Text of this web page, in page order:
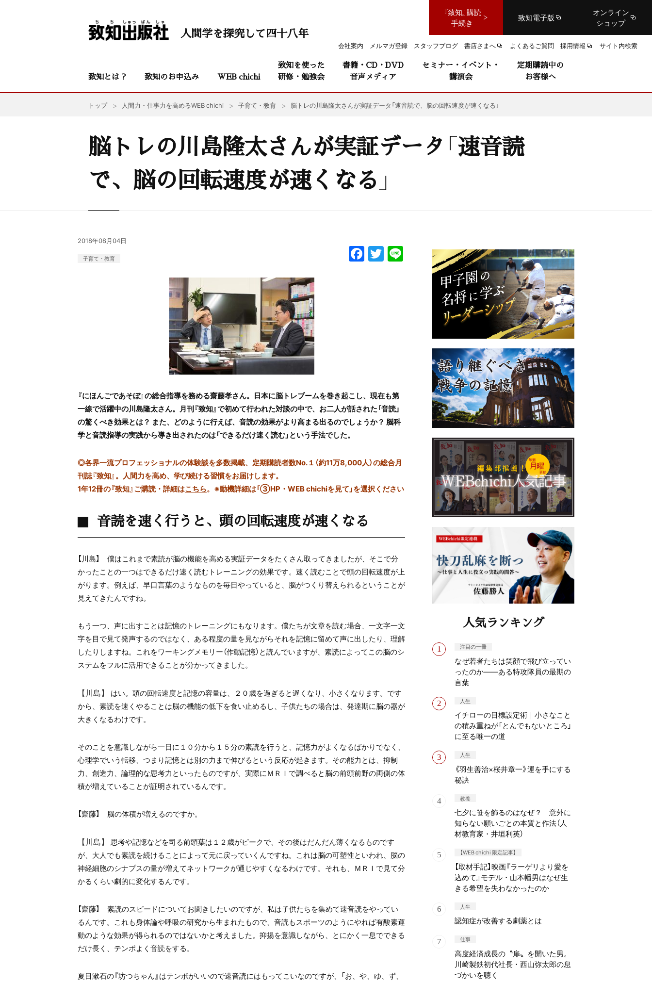
『致知』購読
手続き
致知電子版
オンライン
ショップ
会社案内 メルマガ登録 スタッフブログ 書店さまへ よくあるご質問 採用情報 サイト内検索
人間学を探究して四十八年
致知とは？ 致知のお申込み WEB chichi
致知を使った
研修・勉強会
書籍・CD・DVD
音声メディア
セミナー・イベント・
講演会
定期購読中の
お客様へ
トップ 人間力・仕事力を高めるWEB chichi 子育て・教育 脳トレの川島隆太さんが実証データ「速音読で、脳の回転速度が速くなる」
脳トレの川島隆太さんが実証データ「速音読
で、脳の回転速度が速くなる」
2018年08月04日
子育て・教育 F
a
T
w
『にほんごであそぼ』の総合指導を務める齋藤孝さん。日本に脳トレブームを巻き起こし、現在も第
一線で活躍中の川島隆太さん。月刊『致知』で初めて行われた対談の中で、お二人が話された「音読」
の驚くべき効果とは？ また、どのように行えば、音読の効果がより高まる出るのでしょうか？ 脳科
学と音読指導の実践から導き出されたのは「できるだけ速く読む」という手法でした。
◎各界一流プロフェッショナルの体験談を多数掲載、定期購読者数No.１（約11万8,000人）の総合月
刊誌『致知』。人間力を高め、学び続ける習慣をお届けします。
1年12冊の『致知』ご購読・詳細はこちら。 ※動機詳細は「③HP・WEB chichiを見て」を選択ください
音読を速く行うと、頭の回転速度が速くなる
【川島】 僕はこれまで素読が脳の機能を高める実証データをたくさん取ってきましたが、そこで分
かったことの一つはできるだけ速く読むトレーニングの効果です。速く読むことで頭の回転速度が上
がります。例えば、早口言葉のようなものを毎日やっていると、脳がつくり替えられるということが
見えてきたんですね。
もう一つ、声に出すことは記憶のトレーニングにもなります。僕たちが文章を読む場合、一文字一文
字を目で見て発声するのではなく、ある程度の量を見ながらそれを記憶に留めて声に出したり、理解
したりしますね。これをワーキングメモリー（作動記憶）と読んでいますが、素読によってこの脳のシ
ステムをフルに活用できることが分かってきました。
【川島】 はい。頭の回転速度と記憶の容量は、２０歳を過ぎると遅くなり、小さくなります。です
から、素読を速くやることは脳の機能の低下を食い止めるし、子供たちの場合は、発達期に脳の器が
大きくなるわけです。
そのことを意識しながら一日に１０分から１５分の素読を行うと、記憶力がよくなるばかりでなく、
心理学でいう転移、つまり記憶とは別の力まで伸びるという反応が起きます。その能力とは、抑制
力、創造力、論理的な思考力といったものですが、実際にＭＲＩで調べると脳の前頭前野の両側の体
積が増えていることが証明されているんです。
【齋藤】 脳の体積が増えるのですか。
【川島】 思考や記憶などを司る前頭葉は１２歳がピークで、その後はだんだん薄くなるものです
が、大人でも素読を続けることによって元に戻っていくんですね。これは脳の可塑性といわれ、脳の
神経細胞のシナプスの量が増えてネットワークが通じやすくなるわけです。それも、ＭＲＩで見て分
かるくらい劇的に変化するんです。
【齋藤】 素読のスピードについてお聞きしたいのですが、私は子供たちを集めて速音読をやってい
るんです。これも身体論や呼吸の研究から生まれたもので、音読もスポーツのようにやれば有酸素運
動のような効果が得られるのではないかと考えました。抑揚を意識しながら、とにかく一息でできる
だけ長く、テンポよく音読をする。
夏目漱石の『坊つちゃん』はテンポがいいので速音読にはもってこいなのですが、「お、や、ゆ、ず、
人気ランキング
注目の一冊
なぜ若者たちは笑顔で飛び立ってい
ったのか——ある特攻隊員の最期の
言葉
人生
イチローの目標設定術｜小さなこと
の積み重ねが「とんでもないところ」
に至る唯一の道
人生
《羽生善治×桜井章一》運を手にする
秘訣
教養
七夕に笹を飾るのはなぜ？ 意外に
知らない願いごとの本質と作法（人
材教育家・井垣利英）
【WEB chichi 限定記事】
【取材手記】映画『ラーゲリより愛を
込めて』モデル・山本幡男はなぜ生
きる希望を失わなかったのか
人生
認知症が改善する劇薬とは
仕事
高度経済成長の〝扉〟を開いた男。
川崎製鉄初代社長・西山弥太郎の息
づかいを聴く